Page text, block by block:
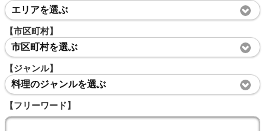
エリアを選ぶ
【市区町村】
市区町村を選ぶ
【ジャンル】
料理のジャンルを選ぶ
【フリーワード】